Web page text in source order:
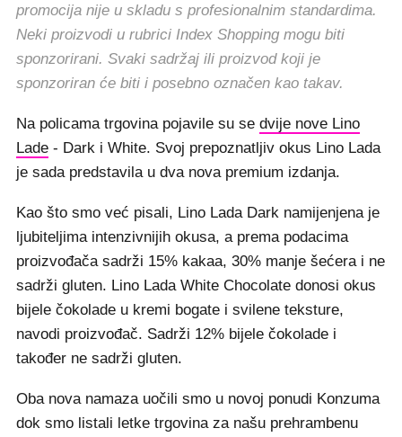
promocija nije u skladu s profesionalnim standardima.
Neki proizvodi u rubrici Index Shopping mogu biti
sponzorirani. Svaki sadržaj ili proizvod koji je
sponzoriran će biti i posebno označen kao takav.
Na policama trgovina pojavile su se dvije nove Lino
Lade - Dark i White. Svoj prepoznatljiv okus Lino Lada
je sada predstavila u dva nova premium izdanja.
Kao što smo već pisali, Lino Lada Dark namijenjena je
ljubiteljima intenzivnijih okusa, a prema podacima
proizvođača sadrži 15% kakaa, 30% manje šećera i ne
sadrži gluten. Lino Lada White Chocolate donosi okus
bijele čokolade u kremi bogate i svilene teksture,
navodi proizvođač. Sadrži 12% bijele čokolade i
također ne sadrži gluten.
Oba nova namaza uočili smo u novoj ponudi Konzuma
dok smo listali letke trgovina za našu prehrambenu